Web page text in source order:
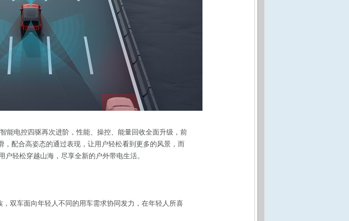
能电控四驱再次进阶，性能、操控、能量回收全面升级，前
配合高姿态的通过表现，让用户轻松看到更多的风景，而
轻松穿越山海，尽享全新的户外带电生活。
双车面向年轻人不同的用车需求协同发力，在年轻人所喜